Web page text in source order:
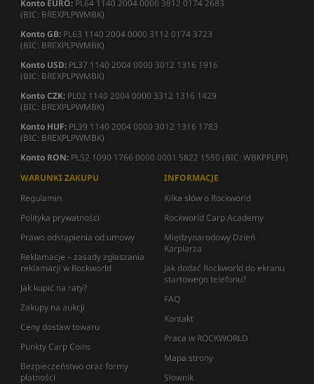
Konto EURO: PL64 1140 2004 0000 3812 0174 2683
(BIC: BREXPLPWMBK)
Konto GB: PL63 1140 2004 0000 3112 0174 3723
(BIC: BREXPLPWMBK)
Konto USD: PL37 1140 2004 0000 3012 1316 1916
(BIC: BREXPLPWMBK)
Konto CZK: PL02 1140 2004 0000 3312 1316 1429
(BIC: BREXPLPWMBK)
Konto HUF: PL39 1140 2004 0000 3012 1316 1783
(BIC: BREXPLPWMBK)
Konto RON: PL52 1090 1766 0000 0001 5822 1550 (BIC: WBKPPLPP)
WARUNKI ZAKUPU
Regulamin
Polityka prywatności
Prawo odstąpienia od umowy
Reklamacje – zasady zgłaszania
reklamacji w Rockworld
Jak kupić na raty?
Zakupy na aukcji
Ceny dostaw towaru
Punkty Carp Coins
Bezpieczeństwo oraz formy
płatności
INFORMACJE
Kilka słów o Rockworld
Rockworld Carp Academy
Międzynarodowy Dzień
Karpiarza
Jak dodać Rockworld do ekranu
startowego telefonu?
FAQ
Kontakt
Praca w ROCKWORLD
Mapa strony
Słownik